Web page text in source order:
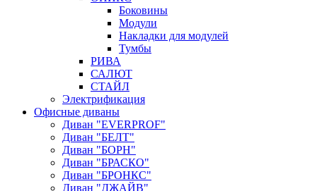
Боковины
Модули
Накладки для модулей
Тумбы
РИВА
САЛЮТ
СТАЙЛ
Электрификация
Офисные диваны
Диван "EVERPROF"
Диван "БЕЛТ"
Диван "БОРН"
Диван "БРАСКО"
Диван "БРОНКС"
Диван "ДЖАЙВ"